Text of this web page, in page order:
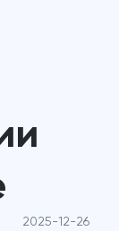
2025-12-26